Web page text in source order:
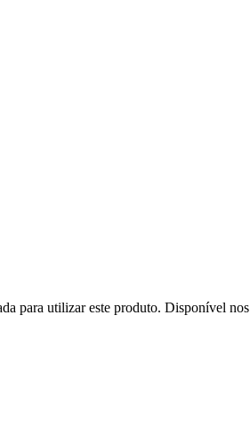
para utilizar este produto. Disponível nos